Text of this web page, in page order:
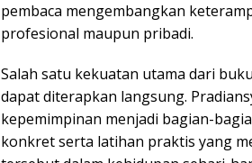
pembaca mengembangkan
profesional maupun pribadi.
Salah satu kekuatan utama dari
dapat diterapkan langsung.
kepemimpinan menjadi bagian-
konkret serta latihan praktis yang